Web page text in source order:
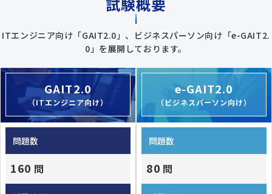
ITエンジニア向け「GAIT2.0」、ビジネスパーソン向け「e-GAIT2.
0」を展開しております。
GAIT2.0
（ITエンジニア向け）
問題数
160 問
e-GAIT2.0
（ビジネスパーソン向け）
問題数
80 問